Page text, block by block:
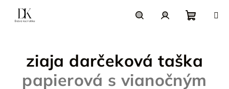
obsah
košík
ziaja darčeková taška
papierová s vianočným